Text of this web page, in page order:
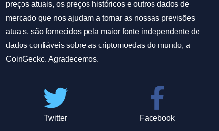
preços atuais, os preços históricos e outros dados de
mercado que nos ajudam a tornar as nossas previsões
atuais, são fornecidos pela maior fonte independente de
dados confiáveis sobre as criptomoedas do mundo, a
CoinGecko. Agradecemos.
Twitter Facebook